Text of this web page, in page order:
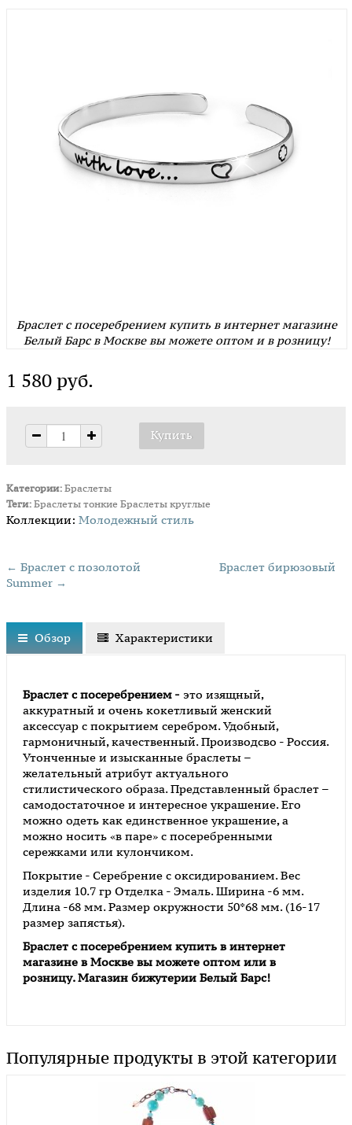
Браслет с посеребрением купить в интернет магазине
Белый Барс в Москве вы можете оптом и в розницу!
1 580 руб.
Категории: Браслеты
Теги: Браслеты тонкие Браслеты круглые
Коллекции: Молодежный стиль
← Браслет с позолотой
Браслет бирюзовый
Summer →
Обзор Характеристики
Браслет с посеребрением - это изящный,
аккуратный и очень кокетливый женский
аксессуар c покрытием серебром. Удобный,
гармоничный, качественный. Производсво - Россия.
Утонченные и изысканные браслеты –
желательный атрибут актуального
стилистического образа. Представленный браслет –
самодостаточное и интересное украшение. Его
можно одеть как единственное украшение, а
можно носить «в паре» с посеребренными
сережками или кулончиком.
Покрытие - Серебрение с оксидированием. Вес
изделия 10.7 гр Отделка - Эмаль. Ширина -6 мм.
Длина -68 мм. Размер окружности 50*68 мм. (16-17
размер запястья).
Браслет с посеребрением купить в интернет
магазине в Москве вы можете оптом или в
розницу. Магазин бижутерии Белый Барс!
Популярные продукты в этой категории